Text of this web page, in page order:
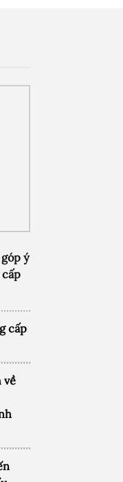
ý
cấp
về